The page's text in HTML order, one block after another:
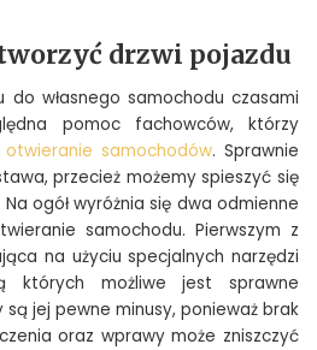
drzwi pojazdu
własnego samochodu czasami
pomoc fachowców, którzy
samochodów. Sprawnie
przecież możemy spieszyć się
ogół wyróżnia się dwa odmienne
samochodu. Pierwszym z
na użyciu specjalnych narzędzi
których możliwe jest sprawne
jej pewne minusy, ponieważ brak
oraz wprawy może zniszczyć